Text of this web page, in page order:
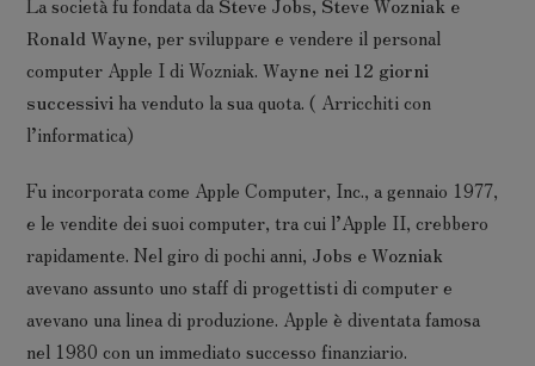
Ronald Wayne, per sviluppare e vendere il personal
computer Apple I di Wozniak.Wayne nei 12 giorni
successivi ha venduto la sua quota. ( Arricchiti con
l’informatica)
Fu incorporata come Apple Computer, Inc., a gennaio 1977,
e le vendite dei suoi computer, tra cui l’Apple II, crebbero
rapidamente. Nel giro di pochi anni, Jobs e Wozniak
avevano assunto uno staff di progettisti di computer e
avevano una linea di produzione. Apple è diventata famosa
nel 1980 con un immediato successo finanziario.